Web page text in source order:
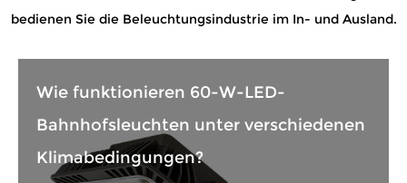
bedienen Sie die Beleuchtungsindustrie im In- und Ausland.
Wie funktionieren 60-W-LED-
Bahnhofsleuchten unter verschiedenen
Klimabedingungen?